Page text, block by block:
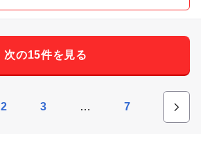
次の15件を見る
2 3 … 7